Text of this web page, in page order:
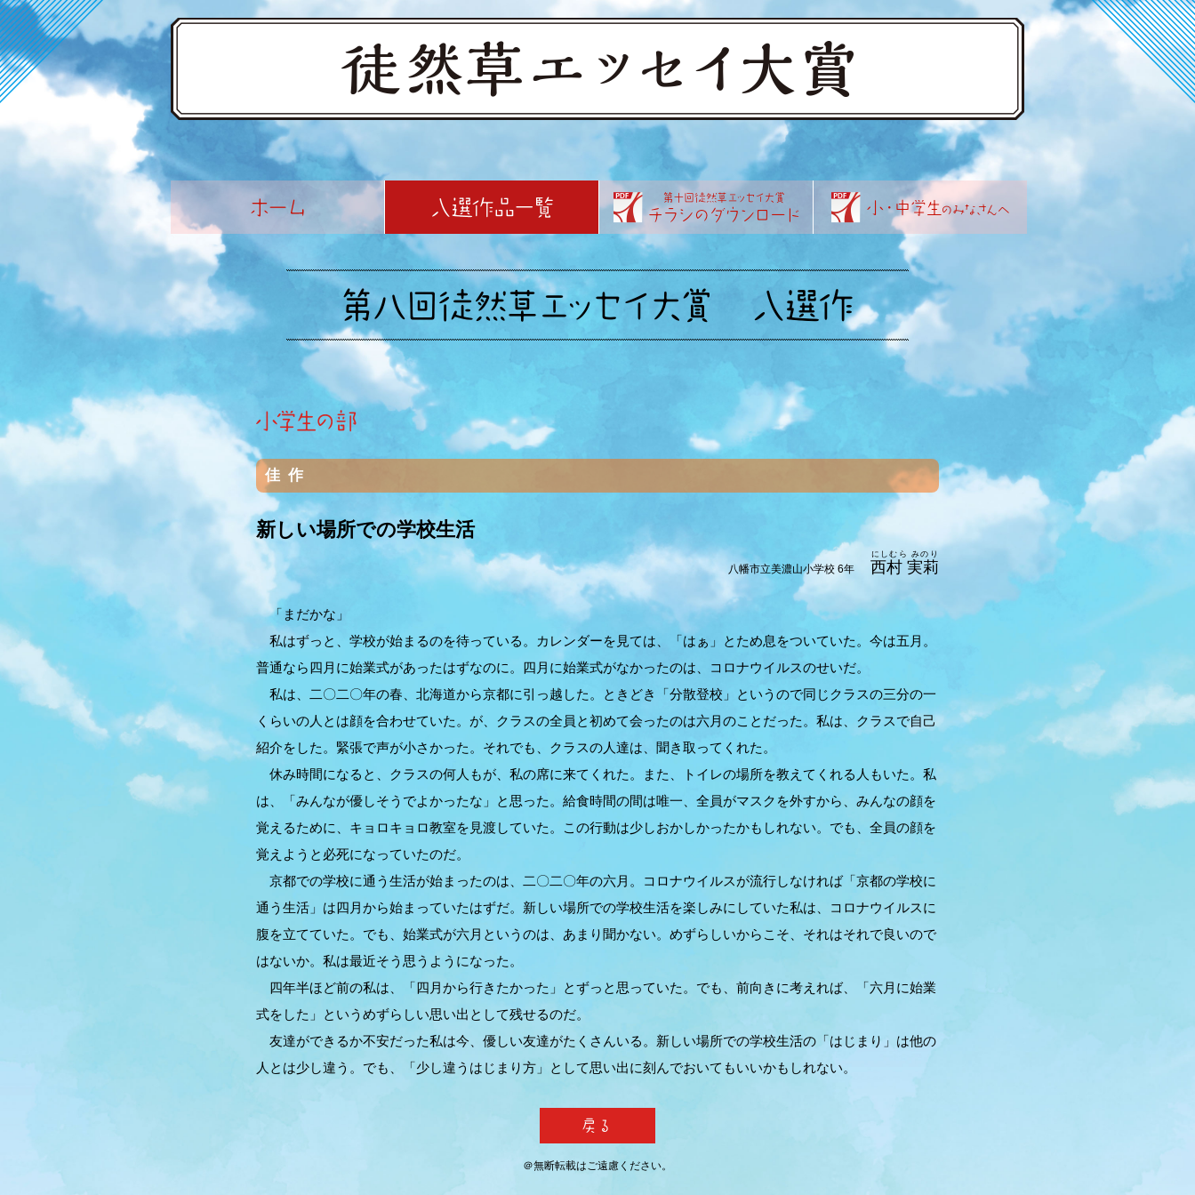
佳作
新しい場所での学校生活
八幡市立美濃山小学校 6年 西村 実莉
にしむら みのり
「まだかな」
私はずっと、学校が始まるのを待っている。カレンダーを見ては、「はぁ」とため息をついていた。今は五月。
普通なら四月に始業式があったはずなのに。四月に始業式がなかったのは、コロナウイルスのせいだ。
私は、二〇二〇年の春、北海道から京都に引っ越した。ときどき「分散登校」というので同じクラスの三分の一
くらいの人とは顔を合わせていた。が、クラスの全員と初めて会ったのは六月のことだった。私は、クラスで自己
紹介をした。緊張で声が小さかった。それでも、クラスの人達は、聞き取ってくれた。
休み時間になると、クラスの何人もが、私の席に来てくれた。また、トイレの場所を教えてくれる人もいた。私
は、「みんなが優しそうでよかったな」と思った。給食時間の間は唯一、全員がマスクを外すから、みんなの顔を
覚えるために、キョロキョロ教室を見渡していた。この行動は少しおかしかったかもしれない。でも、全員の顔を
覚えようと必死になっていたのだ。
京都での学校に通う生活が始まったのは、二〇二〇年の六月。コロナウイルスが流行しなければ「京都の学校に
通う生活」は四月から始まっていたはずだ。新しい場所での学校生活を楽しみにしていた私は、コロナウイルスに
腹を立てていた。でも、始業式が六月というのは、あまり聞かない。めずらしいからこそ、それはそれで良いので
はないか。私は最近そう思うようになった。
四年半ほど前の私は、「四月から行きたかった」とずっと思っていた。でも、前向きに考えれば、「六月に始業
式をした」というめずらしい思い出として残せるのだ。
友達ができるか不安だった私は今、優しい友達がたくさんいる。新しい場所での学校生活の「はじまり」は他の
人とは少し違う。でも、「少し違うはじまり方」として思い出に刻んでおいてもいいかもしれない。
＠無断転載はご遠慮ください。